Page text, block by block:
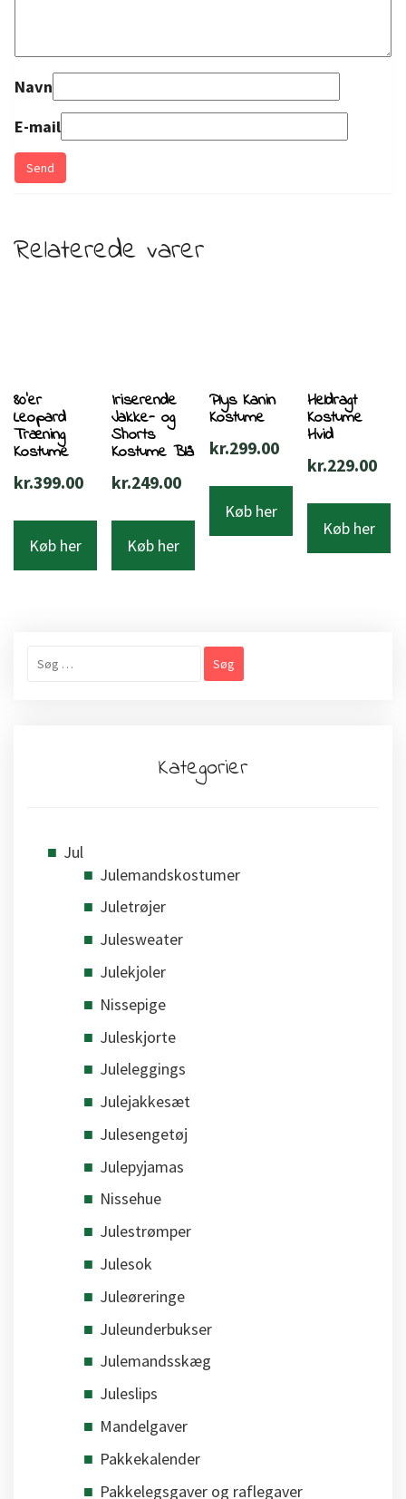
Navn
E-mail
Relaterede varer
80’er
Leopard
Træning
Kostume
kr.399.00
Køb her
Iriserende
Jakke- og
Shorts
Kostume Blå
kr.249.00
Køb her
Plys Kanin
Kostume
kr.299.00
Køb her
Heldragt
Kostume
Hvid
kr.229.00
Køb her
efter:
Kategorier
Jul
Julemandskostumer
Juletrøjer
Julesweater
Julekjoler
Nissepige
Juleskjorte
Juleleggings
Julejakkesæt
Julesengetøj
Julepyjamas
Nissehue
Julestrømper
Julesok
Juleøreringe
Juleunderbukser
Julemandsskæg
Juleslips
Mandelgaver
Pakkekalender
Pakkelegsgaver og raflegaver